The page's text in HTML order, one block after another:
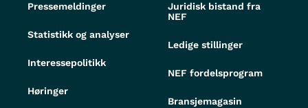
Pressemeldinger
Statistikk og analyser
Interessepolitikk
Høringer
Juridisk bistand fra
NEF
Ledige stillinger
NEF fordelsprogram
Bransjemagasin